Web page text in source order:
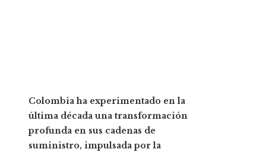
Colombia ha experimentado en la
última década una transformación
profunda en sus cadenas de
suministro, impulsada por la